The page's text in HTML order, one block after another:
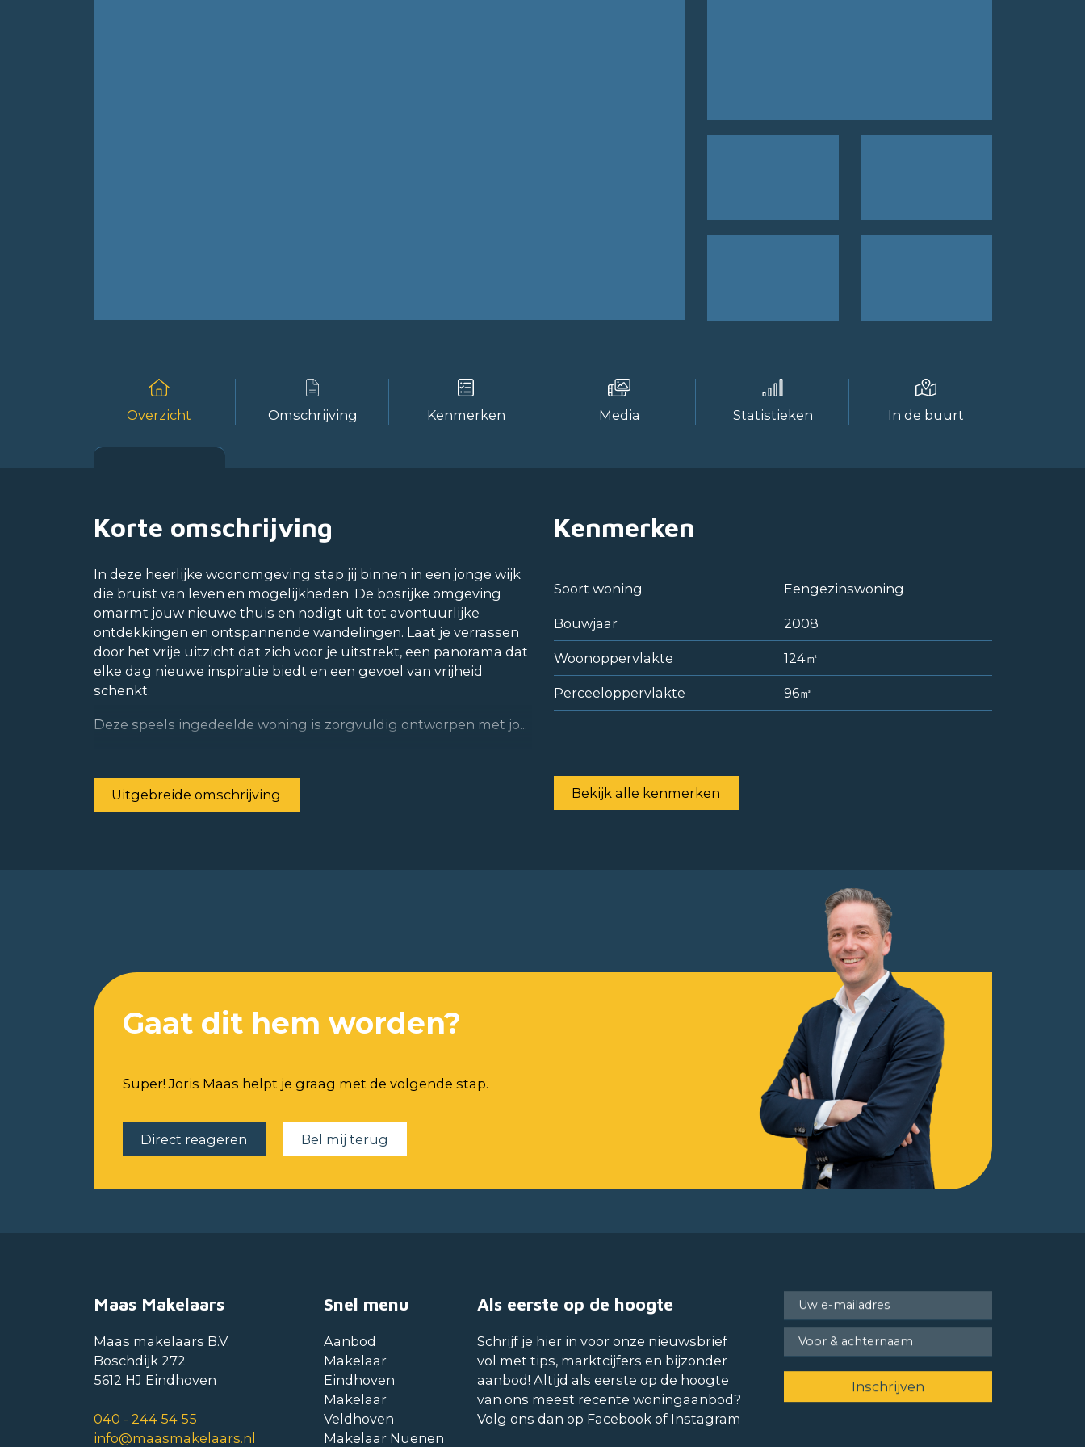
Overzicht Omschrijving Kenmerken Media Statistieken In de buurt
Korte omschrijving
In deze heerlijke woonomgeving stap jij binnen in een jonge wijk
die bruist van leven en mogelijkheden. De bosrijke omgeving
omarmt jouw nieuwe thuis en nodigt uit tot avontuurlijke
ontdekkingen en ontspannende wandelingen. Laat je verrassen
door het vrije uitzicht dat zich voor je uitstrekt, een panorama dat
elke dag nieuwe inspiratie biedt en een gevoel van vrijheid
schenkt.
Deze speels ingedeelde woning is zorgvuldig ontworpen met jo...
Uitgebreide omschrijving
Kenmerken
Soort woning Eengezinswoning
Bouwjaar 2008
Woonoppervlakte 124㎡
Perceeloppervlakte 96㎥
Bekijk alle kenmerken
Gaat dit hem worden?
Super! Joris Maas helpt je graag met de volgende stap.
Direct reageren Bel mij terug
Maas Makelaars
Maas makelaars B.V.
Boschdijk 272
5612 HJ Eindhoven
040 - 244 54 55
info@maasmakelaars.nl
Snel menu
Aanbod
Makelaar
Eindhoven
Makelaar
Veldhoven
Makelaar Nuenen
Als eerste op de hoogte
Schrijf je hier in voor onze nieuwsbrief
vol met tips, marktcijfers en bijzonder
aanbod! Altijd als eerste op de hoogte
van ons meest recente woningaanbod?
Volg ons dan op Facebook of Instagram